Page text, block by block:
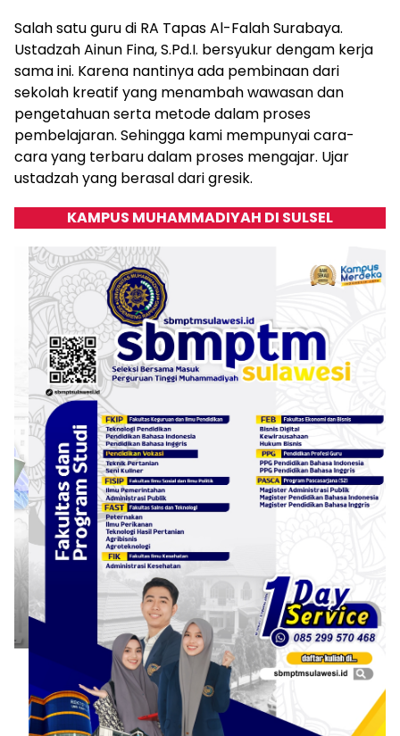
Salah satu guru di RA Tapas Al-Falah Surabaya.
Ustadzah Ainun Fina, S.Pd.I. bersyukur dengam kerja
sama ini. Karena nantinya ada pembinaan dari
sekolah kreatif yang menambah wawasan dan
pengetahuan serta metode dalam proses
pembelajaran. Sehingga kami mempunyai cara-
cara yang terbaru dalam proses mengajar. Ujar
ustadzah yang berasal dari gresik.
KAMPUS MUHAMMADIYAH DI SULSEL